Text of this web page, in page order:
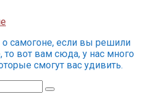
о самогоне, если вы решили
то вот вам сюда, у нас много
смогут вас удивить.